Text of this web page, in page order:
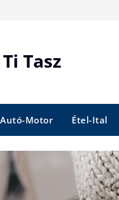
Ti Tasz
Autó-Motor Étel-Ital